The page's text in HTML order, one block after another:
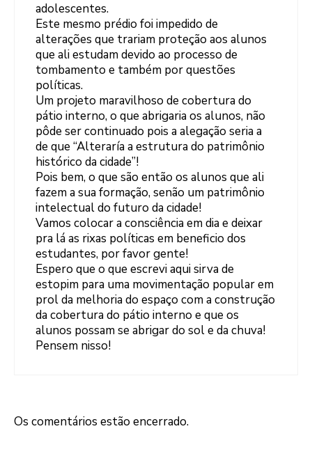
adolescentes.
Este mesmo prédio foi impedido de
alterações que trariam proteção aos alunos
que ali estudam devido ao processo de
tombamento e também por questões
políticas.
Um projeto maravilhoso de cobertura do
pátio interno, o que abrigaria os alunos, não
pôde ser continuado pois a alegação seria a
de que “Alteraría a estrutura do patrimônio
histórico da cidade”!
Pois bem, o que são então os alunos que ali
fazem a sua formação, senão um patrimônio
intelectual do futuro da cidade!
Vamos colocar a consciência em dia e deixar
pra lá as rixas políticas em beneficio dos
estudantes, por favor gente!
Espero que o que escrevi aqui sirva de
estopim para uma movimentação popular em
prol da melhoria do espaço com a construção
da cobertura do pátio interno e que os
alunos possam se abrigar do sol e da chuva!
Pensem nisso!
Os comentários estão encerrado.